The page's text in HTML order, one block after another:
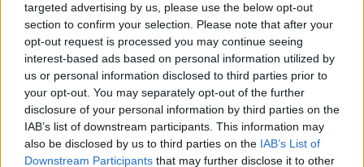
targeted advertising by us, please use the below opt-out
section to confirm your selection. Please note that after your
opt-out request is processed you may continue seeing
interest-based ads based on personal information utilized by
us or personal information disclosed to third parties prior to
your opt-out. You may separately opt-out of the further
disclosure of your personal information by third parties on the
IAB’s list of downstream participants. This information may
also be disclosed by us to third parties on the IAB’s List of
Downstream Participants that may further disclose it to other